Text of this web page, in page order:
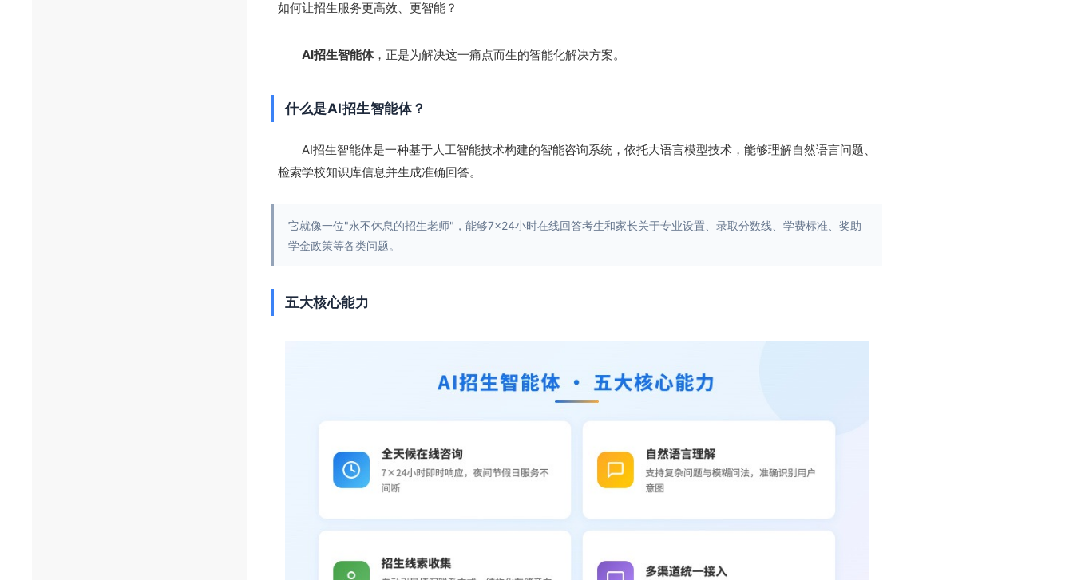
如何让招生服务更高效、更智能？
AI招生智能体，正是为解决这一痛点而生的智能化解决方案。
什么是AI招生智能体？
AI招生智能体是一种基于人工智能技术构建的智能咨询系统，依托大语言模型技术，能够理解自然语言问题、
检索学校知识库信息并生成准确回答。
它就像一位"永不休息的招生老师"，能够7×24小时在线回答考生和家长关于专业设置、录取分数线、学费标准、奖助
学金政策等各类问题。
五大核心能力